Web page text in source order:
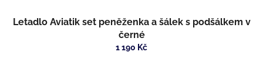
Letadlo Aviatik set peněženka a šálek s podšálkem v
černé
1 190 Kč